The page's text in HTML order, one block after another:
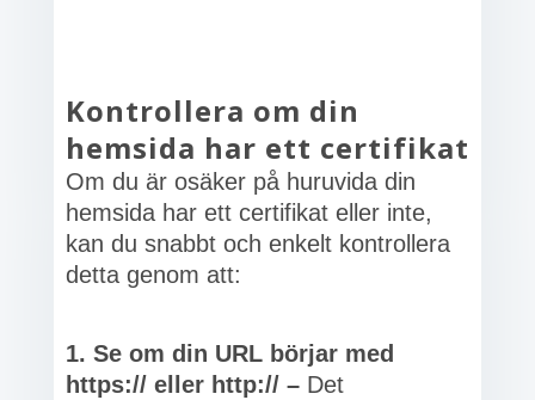
Kontrollera om din
hemsida har ett certifikat
Om du är osäker på huruvida din
hemsida har ett certifikat eller inte,
kan du snabbt och enkelt kontrollera
detta genom att:
1. Se om din URL börjar med
https:// eller http:// – Det